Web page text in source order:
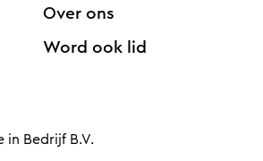
Over ons
Word ook lid
Bedrijf B.V.